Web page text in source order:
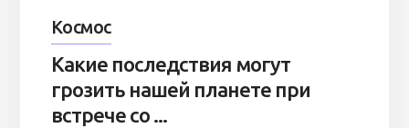
Космос
Какие последствия могут
грозить нашей планете при
встрече со ...